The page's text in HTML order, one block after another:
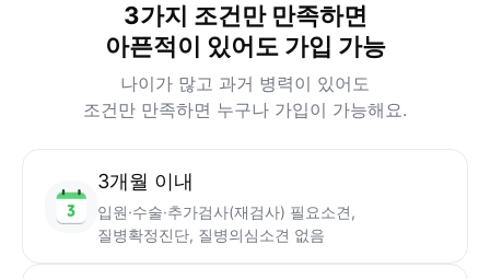
3가지 조건만 만족하면
아픈적이 있어도 가입 가능
나이가 많고 과거 병력이 있어도
조건만 만족하면 누구나 가입이 가능해요.
3개월 이내
입원·수술·추가검사(재검사) 필요소견,
질병확정진단, 질병의심소견 없음